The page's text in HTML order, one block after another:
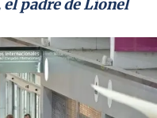
el padre de Lionel